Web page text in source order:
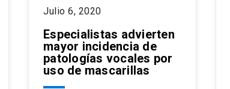
Julio 6, 2020
Especialistas advierten
mayor incidencia de
patologías vocales por
uso de mascarillas